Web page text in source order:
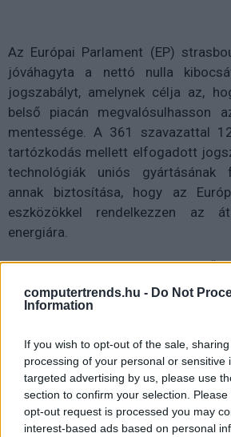
computertrends.hu - Do Not
Information
If you wish to opt-out of the sale,
processing of your personal or sensitive
targeted advertising by us, please use
section to confirm your selection.
opt-out request is processed you may
interest-based ads based on personal
Az Európai Parlament (EP)
jóváhagyta a nettó nulla
jogszabályt, amelynek célja az,
belső piacán megvalósulhasson
mentessége. A 361 szavazattal
tartózkodás mellett elfogadott
technológiák uniós gyártásának
annak biztosítása, hogy az
eszközökkel rendelkezzen az
energiára.
A jogszabály meg kívánja
kibocsátású uniós
versenyképességét,
feltételeket teremt a
létrehozásához Európában, és
azzal a céllal, hogy az unió
technológiai gyártási kapacitása
vagy elérje az építési igények